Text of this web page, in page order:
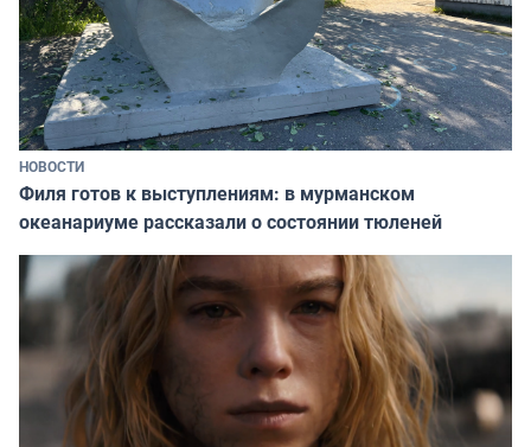
НОВОСТИ
Филя готов к выступлениям: в мурманском
океанариуме рассказали о состоянии тюленей